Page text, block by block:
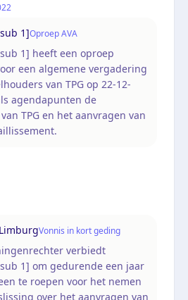
1]Oproep AVA
1] heeft een oproep
een algemene vergadering
van TPG op 22-12-
agendapunten de
TPG en het aanvragen van
Vonnis in kort geding
verbiedt
1] om gedurende een jaar
te roepen voor het nemen
over het aanvragen van